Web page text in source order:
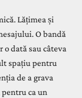
Lățimea și
O bandă
o dată sau câteva
spațiu pentru
de a grava
ca un